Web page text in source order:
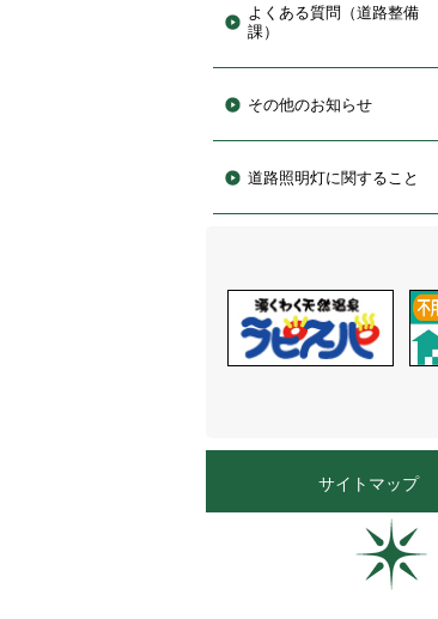
よくある質問（道路整備
課）
その他のお知らせ
道路照明灯に関すること
サイトマップ